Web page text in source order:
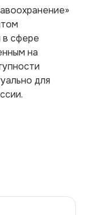
в сфере
на
для